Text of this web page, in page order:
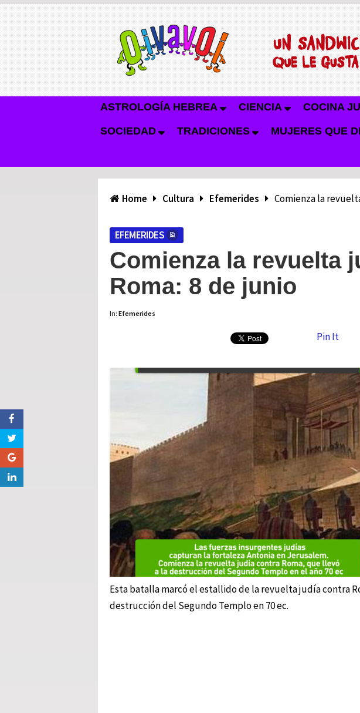
ASTROLOGÍA HEBREA CIENCIA COCINA
SOCIEDAD TRADICIONES MUJERES QUE
Home Cultura Efemerides Comienza la
EFEMERIDES
Comienza la revuelta
Roma: 8 de junio
In: Efemerides
Pin It
Esta batalla marcó el estallido de la revuelta judía contra
destrucción del Segundo Templo en 70 ec.